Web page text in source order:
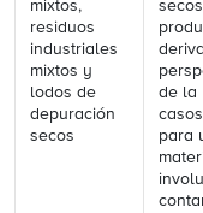
mixtos,
residuos
industriales
mixtos y
lodos de
depuración
secos
de la
para